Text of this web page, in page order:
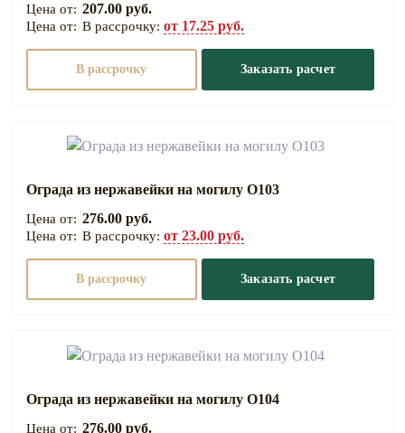
207.00 руб.
В рассрочку: от 17.25 руб.
В рассрочку Заказать расчет
Ограда из нержавейки на могилу О103
276.00 руб.
В рассрочку: от 23.00 руб.
В рассрочку Заказать расчет
Ограда из нержавейки на могилу О104
276.00 руб.